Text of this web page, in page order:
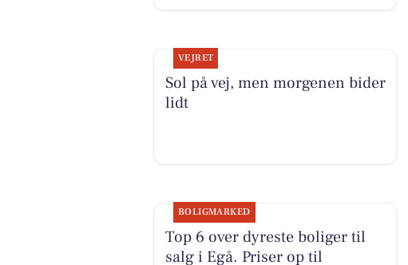
VEJRET
Sol på vej, men morgenen bider
lidt
BOLIGMARKED
Top 6 over dyreste boliger til
salg i Egå. Priser op til